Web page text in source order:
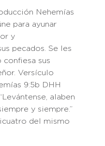
Nehemías
para ayunar
y
pecados. Se les
confiesa sus
Versículo
9:5b DHH
alaben
y siempre.”
del mismo